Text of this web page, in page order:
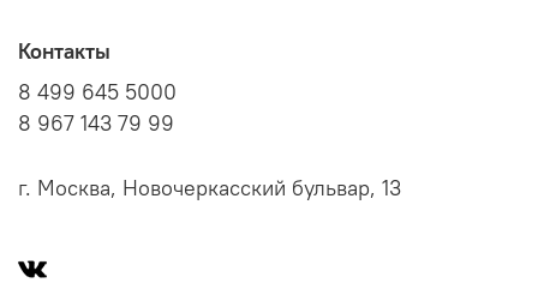
Контакты
8 499 645 5000
8 967 143 79 99
г. Москва, Новочеркасский бульвар, 13